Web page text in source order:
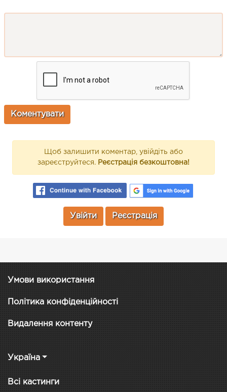
Щоб залишити коментар, увійдіть або
зареєструйтеся. Реєстрація безкоштовна!
Увійти Реєстрація
Умови використання
Політика конфіденційності
Видалення контенту
Україна
Всі кастинги